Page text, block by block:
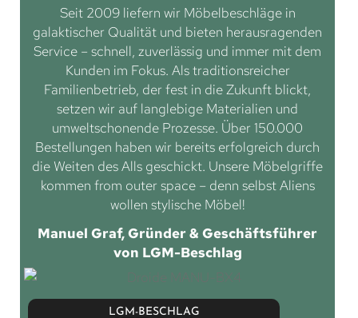
Seit 2009 liefern wir Möbelbeschläge in
galaktischer Qualität und bieten herausragenden
Service – schnell, zuverlässig und immer mit dem
Kunden im Fokus. Als traditionsreicher
Familienbetrieb, der fest in die Zukunft blickt,
setzen wir auf langlebige Materialien und
umweltschonende Prozesse. Über 150.000
Bestellungen haben wir bereits erfolgreich durch
die Weiten des Alls geschickt. Unsere Möbelgriffe
kommen from outer space – denn selbst Aliens
wollen stylische Möbel!
Manuel Graf, Gründer & Geschäftsführer
von LGM-Beschlag
LGM-BESCHLAG